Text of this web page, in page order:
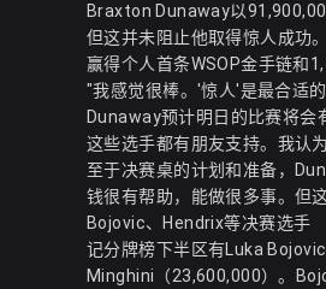
Braxton Dunaway以
但这并未阻止他取得惊人成功
赢得个人首条WSOP金手链和
"我感觉很棒。'惊人'是最合适
Dunaway预计明日的比赛将会
这些选手都有朋友支持。我认
至于决赛桌的计划和准备，
钱很有帮助，能做很多事。但
Bojovic、Hendrix等决赛选手
记分牌榜下半区有Luka
Minghini（23,600,000）。